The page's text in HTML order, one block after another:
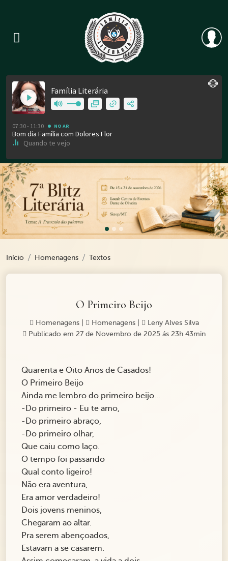
Previous
Início Homenagens Textos
O Primeiro Beijo
Homenagens| Homenagens|
Leny Alves Silva
Publicado em 27 de Novembro de 2025 ás 23h 43min
Quarenta e Oito Anos de Casados!
O Primeiro Beijo
Ainda me lembro do primeiro beijo...
-Do primeiro - Eu te amo,
-Do primeiro abraço,
-Do primeiro olhar,
Que caiu como laço.
O tempo foi passando
Qual conto ligeiro!
Não era aventura,
Era amor verdadeiro!
Dois jovens meninos,
Chegaram ao altar.
Pra serem abençoados,
Estavam a se casarem.